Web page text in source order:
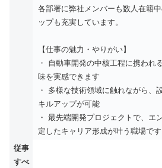
各部署に弊社メンバーも数人在籍
ップも充実しています。
【仕事の魅力・やりがい】
・ 自動車開発の中核工程に携われ
味を実感できます
・ 多様な技術領域に触れながら、
キルアップが可能
・ 最先端開発プロジェクトで、エ
定したキャリア形成が叶う職場です
従事
すべ